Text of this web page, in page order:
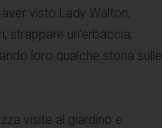
visto Lady Walton,
strappare un'erbaccia,
loro qualche storia sulle
visite al giardino e